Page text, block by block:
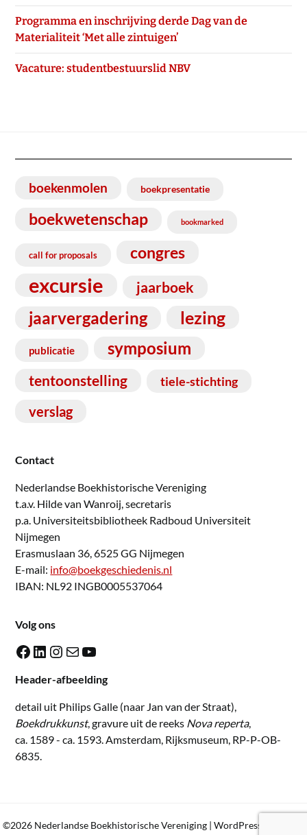
Programma en inschrijving derde Dag van de
Materialiteit ‘Met alle zintuigen’
Vacature: studentbestuurslid NBV
boekenmolen boekpresentatie
boekwetenschap bookmarked
call for proposals congres
excursie jaarboek
jaarvergadering lezing
publicatie symposium
tentoonstelling tiele-stichting
verslag
Contact
Nederlandse Boekhistorische Vereniging
t.a.v. Hilde van Wanroij, secretaris
p.a. Universiteitsbibliotheek Radboud Universiteit
Nijmegen
Erasmuslaan 36, 6525 GG Nijmegen
E-mail: info@boekgeschiedenis.nl
IBAN: NL92 INGB0005537064
Volg ons
Facebook LinkedIn Instagram E-mail YouTube
Header-afbeelding
detail uit Philips Galle (naar Jan van der Straat),
Boekdrukkunst, gravure uit de reeks Nova reperta,
ca. 1589 - ca. 1593. Amsterdam, Rijksmuseum, RP-P-OB-
6835.
©2026 Nederlandse Boekhistorische Vereniging | WordPress Theme by